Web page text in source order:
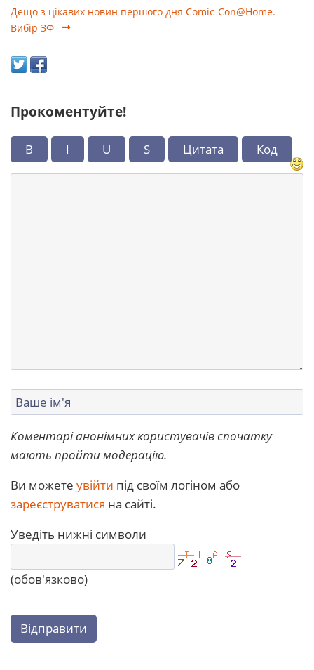
Дещо з цікавих новин першого дня Сomic-Con@Home.
Вибір ЗФ
Прокоментуйте!
B I U S Цитата Код
Коментарі анонімних користувачів спочатку
мають пройти модерацію.
Ви можете увійти під своїм логіном або
зареєструватися на сайті.
Уведіть нижні символи
(обов'язково)
Відправити